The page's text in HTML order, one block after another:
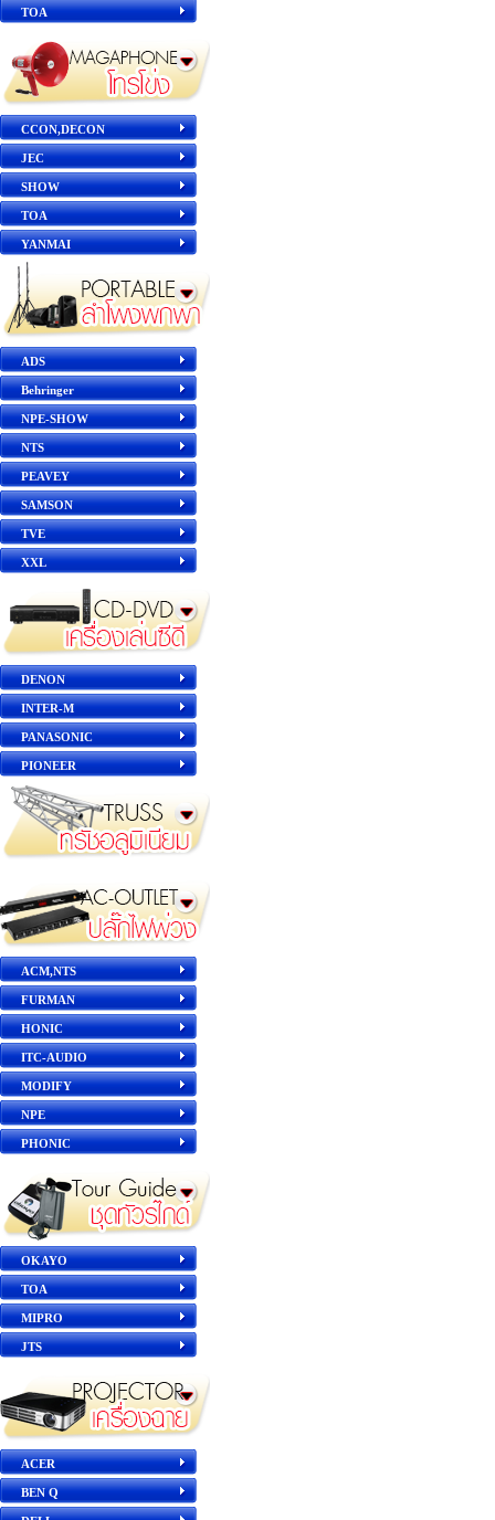
TOA
CCON,DECON
JEC
SHOW
TOA
YANMAI
ADS
Behringer
NPE-SHOW
NTS
PEAVEY
SAMSON
TVE
XXL
DENON
INTER-M
PANASONIC
PIONEER
ACM,NTS
FURMAN
HONIC
ITC-AUDIO
MODIFY
NPE
PHONIC
OKAYO
TOA
MIPRO
JTS
ACER
BEN Q